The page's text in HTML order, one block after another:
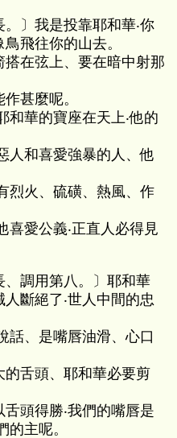
。〕我是投靠耶和華‧你
飛往你的山去。
在弦上、要在暗中射那
甚麼呢。
和華的寶座在天上‧他的
人和喜愛強暴的人、他
烈火、硫磺、熱風、作
喜愛公義‧正直人必得見
、調用第八。〕耶和華
斷絕了‧世人中間的忠
話、是嘴唇油滑、心口
的舌頭、耶和華必要剪
頭得勝‧我們的嘴唇是
的主呢。